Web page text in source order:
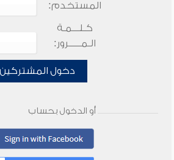
المستخدم:
كـلـــمـة
الـمـــــرور:
دخول المشتركين
أو الدخول بحساب